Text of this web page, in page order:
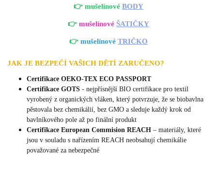
👉 mušelínové BODY
👉 mušelínové ŠATIČKY
👉 mušelínové TRIČKO
JAK JE BEZPEČÍ VAŠICH DĚTÍ ZARUČENO?
Certifikace OEKO-TEX ECO PASSPORT
Certifikace GOTS - nejpřísnější BIO certifikace pro textil
vyrobený z organických vláken, který potvrzuje, že se biobavlna
pěstovala bez chemikálií, bez GMO a sleduje každý krok od
bavlníkového pole až po finální produkt
Certifikace European Commision REACH – materiály, které
jsou v souladu s nařízením REACH neobsahují chemikálie
považované za nebezpečné